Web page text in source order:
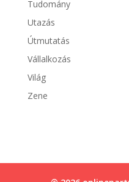
Tudomány
Utazás
Útmutatás
Vállalkozás
Világ
Zene